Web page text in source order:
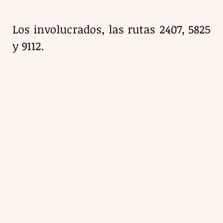
Los involucrados, las rutas 2407, 5825
y 9112.